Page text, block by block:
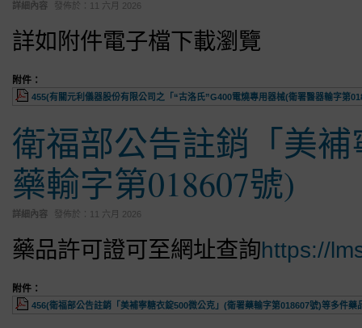
詳細內容 發佈於： 11 六月 2026
詳如附件電子檔下載瀏覽
附件：
455(有關元利儀器股份有限公司之「“古洛氏”G400電燒專用器械(衛署醫器輸字第
衛福部公告註銷「美
藥輸字第018607號)
詳細內容 發佈於： 11 六月 2026
藥品許可證可至網址查詢https://
附件：
456(衛福部公告註銷「美補寧糖衣錠500微公克」(衛署藥輸字第018607號)等多件藥